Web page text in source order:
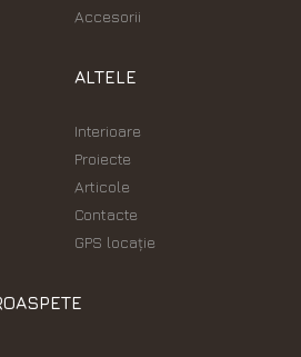
Accesorii
ALTELE
Interioare
Proiecte
Articole
Contacte
GPS locație